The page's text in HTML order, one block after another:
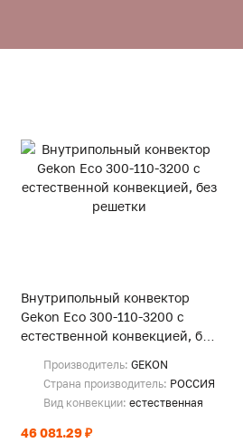
Внутрипольный конвектор
Gekon Eco 300-110-3200 с
естественной конвекцией, без
Производитель:GEKON
Страна производитель: РОССИЯ
Вид конвекции:естественная
46 081.29 ₽